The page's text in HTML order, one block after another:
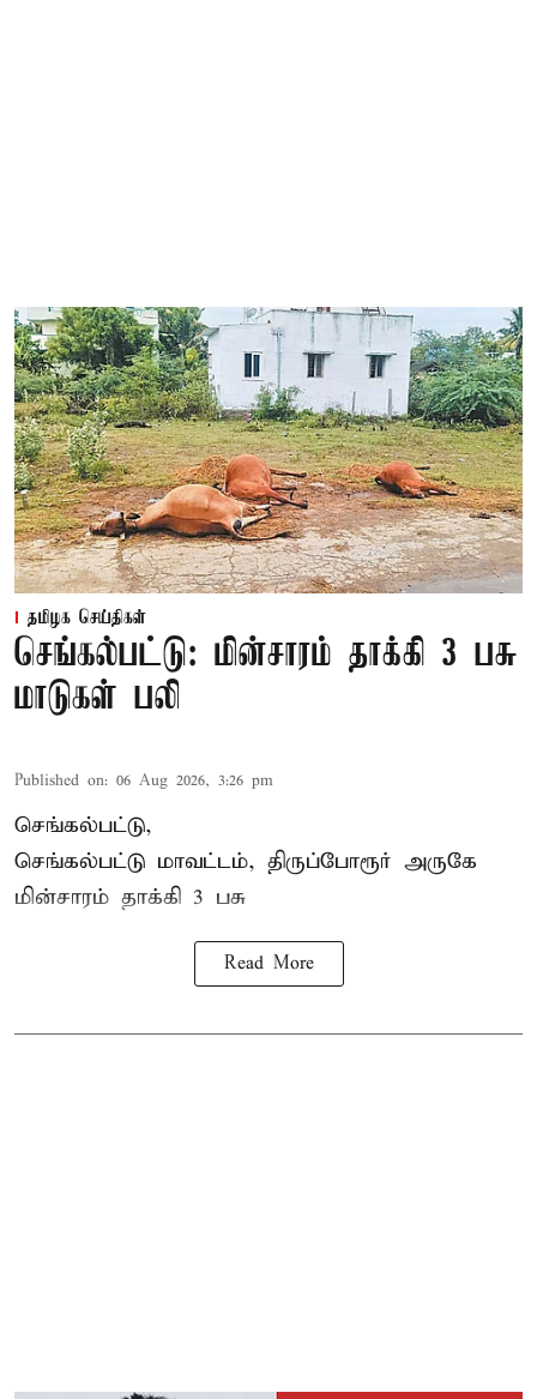
தமிழக செய்திகள்
செங்கல்பட்டு: மின்சாரம் தாக்கி 3 பசு
மாடுகள் பலி
Published on: 06 Aug 2026, 3:26 pm
செங்கல்பட்டு,
செங்கல்பட்டு மாவட்டம், திருப்போரூர் அருகே
மின்சாரம் தாக்கி 3 பசு
Read More